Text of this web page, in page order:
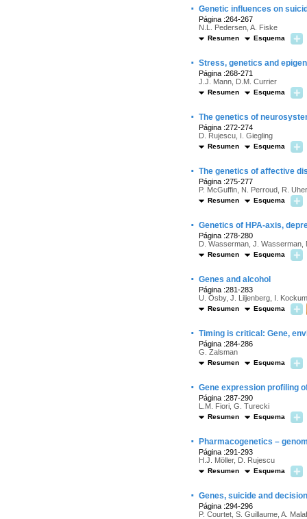
· Genetic influences on
Página :264-267
N.L. Pedersen, A. Fiske
Resumen Esquema
· Stress, genetics and
Página :268-271
J.J. Mann, D.M. Currier
Resumen Esquema
· The genetics of
Página :272-274
D. Rujescu, I. Giegling
Resumen Esquema
· The genetics of affective
Página :275-277
P. McGuffin, N. Perroud, R.
Resumen Esquema
· Genetics of HPA-axis,
Página :278-280
D. Wasserman, J. Wasserman,
Resumen Esquema
· Genes and alcohol
Página :281-283
U. Ösby, J. Liljenberg, I.
Resumen Esquema
· Timing is critical: Gene,
Página :284-286
G. Zalsman
Resumen Esquema
· Gene expression profiling
Página :287-290
L.M. Fiori, G. Turecki
Resumen Esquema
· Pharmacogenetics –
Página :291-293
H.J. Möller, D. Rujescu
Resumen Esquema
· Genes, suicide and
Página :294-296
P. Courtet, S. Guillaume, A.